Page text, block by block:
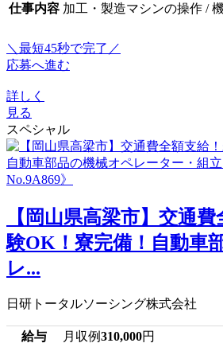
仕事内容 加工・製造マシンの操作 /
＼最短45秒で完了／
応募へ進む
詳しく
見る
スペシャル
【岡山県高梁市】交通
験OK！寮完備！自動車
レ...
日研トータルソーシング株式会社
給与 月収例310,000円